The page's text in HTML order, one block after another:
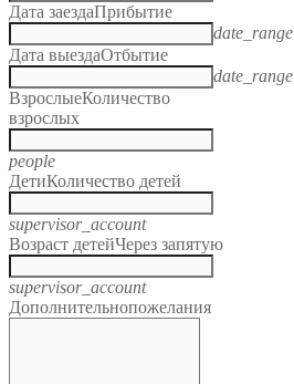
Дата заездаПрибытие
date_range
Дата выездаОтбытие
date_range
ВзрослыеКоличество
взрослых
people
ДетиКоличество детей
supervisor_account
Возраст детейЧерез запятую
supervisor_account
Дополнительнопожелания